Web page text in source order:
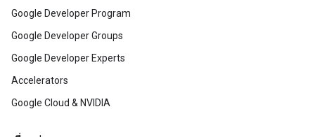
Google Developer Program
Google Developer Groups
Google Developer Experts
Accelerators
Google Cloud & NVIDIA